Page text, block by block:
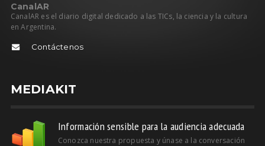
CanalAR
CanalAR es el diario digital dedicado a las TICs, la ciencia y la cultura
en Argentina.
Contáctenos
MEDIAKIT
Información sensible para la audiencia adecuada
Conozca nuestra propuesta y únase a la conversación